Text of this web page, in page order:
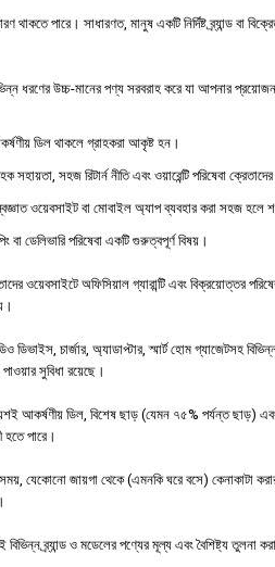
পারে। সাধারণত, মানুষ একটি নির্দিষ্ট ব্র্যান্ড বা
ধরণের উচ্চ-মানের পণ্য সরবরাহ করে যা আপনার প্রয়োজন
ডিল থাকলে গ্রাহকরা আকৃষ্ট হন।
সহায়তা, সহজ রিটার্ন নীতি এবং ওয়ারেন্টি পরিষেবা
ওয়েবসাইট বা মোবাইল অ্যাপ ব্যবহার করা সহজ হলে
বা ডেলিভারি পরিষেবা একটি গুরুত্বপূর্ণ বিষয়।
ওয়েবসাইটে অফিসিয়াল গ্যারান্টি এবং বিক্রয়োত্তর
ডিভাইস, চার্জার, অ্যাডাপ্টার, স্মার্ট হোম গ্যাজেটসহ
সুবিধা রয়েছে।
আকর্ষণীয় ডিল, বিশেষ ছাড় (যেমন ৭৫% পর্যন্ত ছাড়)
হতে পারে।
যেকোনো জায়গা থেকে (এমনকি ঘরে বসে) কেনাকাটা
ব্র্যান্ড ও মডেলের পণ্যের মূল্য এবং বৈশিষ্ট্য তুলনা